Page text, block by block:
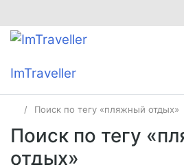
ImTraveller
Поиск по тегу «пляжный отдых»
Поиск по тегу
отдых»